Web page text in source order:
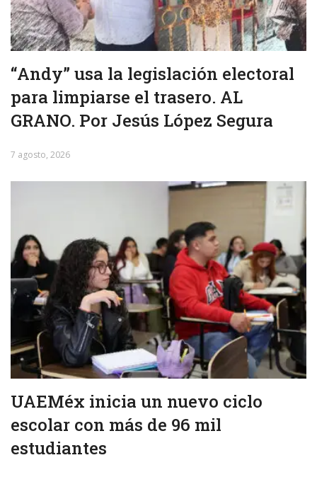
“Andy” usa la legislación electoral
para limpiarse el trasero. AL
GRANO. Por Jesús López Segura
7 agosto, 2026
UAEMéx inicia un nuevo ciclo
escolar con más de 96 mil
estudiantes